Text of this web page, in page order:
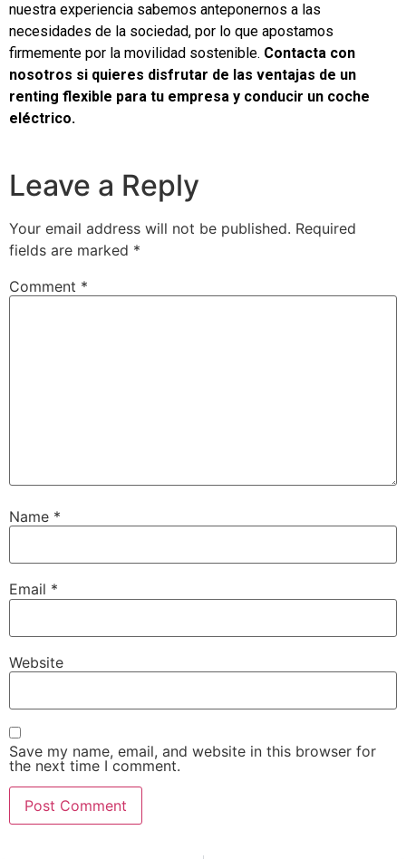
nuestra experiencia sabemos anteponernos a las
necesidades de la sociedad, por lo que apostamos
firmemente por la movilidad sostenible. Contacta con
nosotros si quieres disfrutar de las ventajas de un
renting flexible para tu empresa y conducir un coche
eléctrico.
Leave a Reply
Your email address will not be published. Required
fields are marked *
Comment *
Name *
Email *
Website
Save my name, email, and website in this browser for
the next time I comment.